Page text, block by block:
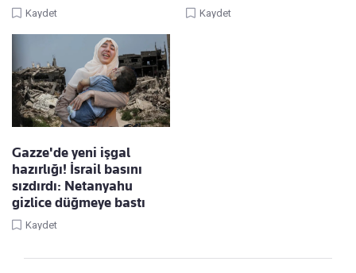
Kaydet Kaydet
Gazze'de yeni işgal
hazırlığı! İsrail basını
sızdırdı: Netanyahu
gizlice düğmeye bastı
Kaydet